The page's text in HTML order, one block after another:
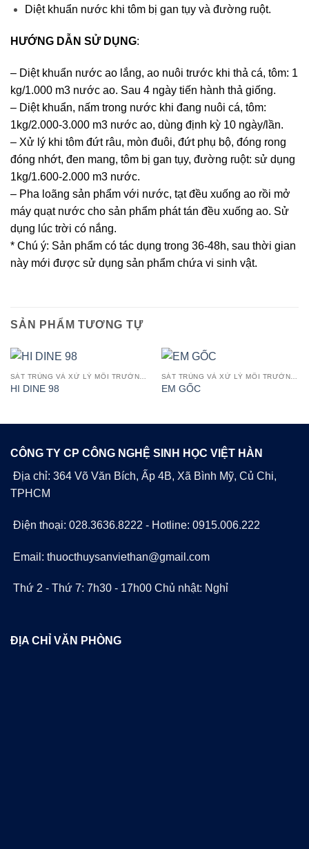
Diệt khuẩn nước khi tôm bị gan tụy và đường ruột.
HƯỚNG DẪN SỬ DỤNG:
– Diệt khuẩn nước ao lắng, ao nuôi trước khi thả cá, tôm: 1
kg/1.000 m3 nước ao. Sau 4 ngày tiến hành thả giống.
– Diệt khuẩn, nấm trong nước khi đang nuôi cá, tôm:
1kg/2.000-3.000 m3 nước ao, dùng định kỳ 10 ngày/lần.
– Xử lý khi tôm đứt râu, mòn đuôi, đứt phụ bộ, đóng rong
đóng nhớt, đen mang, tôm bị gan tụy, đường ruột: sử dụng
1kg/1.600-2.000 m3 nước.
– Pha loãng sản phẩm với nước, tạt đều xuống ao rồi mở
máy quạt nước cho sản phẩm phát tán đều xuống ao. Sử
dụng lúc trời có nắng.
* Chú ý: Sản phẩm có tác dụng trong 36-48h, sau thời gian
này mới được sử dụng sản phẩm chứa vi sinh vật.
SẢN PHẨM TƯƠNG TỰ
HI DINE 98 EM GỐC
CÔNG TY CP CÔNG NGHỆ SINH HỌC VIỆT HÀN
Địa chỉ: 364 Võ Văn Bích, Ấp 4B, Xã Bình Mỹ, Củ Chi,
TPHCM
Điện thoại: 028.3636.8222 - Hotline: 0915.006.222
Email: thuocthuysanviethan@gmail.com
Thứ 2 - Thứ 7: 7h30 - 17h00 Chủ nhật: Nghỉ
ĐỊA CHỈ VĂN PHÒNG